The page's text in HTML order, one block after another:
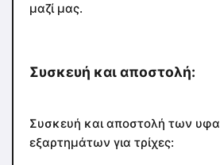
μαζί μας.
Συσκευή και αποστολή:
Συσκευή και αποστολή των
εξαρτημάτων για τρίχες: